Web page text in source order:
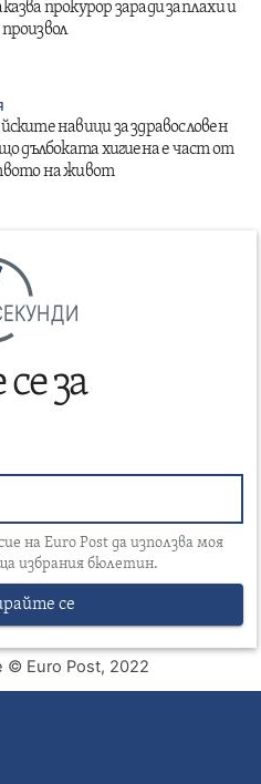
прокурор заради заплахи и
навици за здравословен
дълбоката хигиена е част от
на живот
за
на Euro Post да използва моя
избрания бюлетин.
се
© Euro Post, 2022